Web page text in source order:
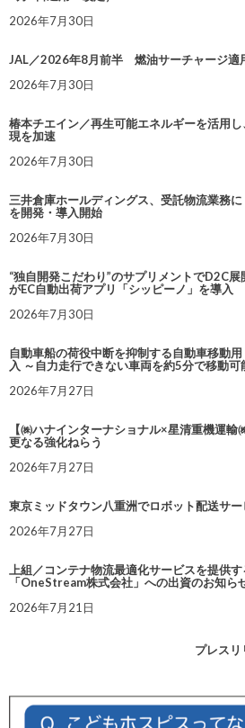
2026年7月30日
JAL／2026年8月前半 燃油サーチャージ適
2026年7月30日
椿本チエイン／再生可能エネルギーを活用
現を加速
2026年7月30日
三井倉庫ホールディングス、受託物流業務に
を開発・導入開始
2026年7月30日
“独自開発こだわり”のサプリメントでD2C展
がEC自動出荷アプリ「シッピーノ」を導入
2026年7月30日
自動車船の荷役中断を抑制する自動車移動
入 ～自力走行できない車両を約5分で移動可
2026年7月27日
【㈱ハナインターナショナル×星清重機運
更なる強化ねらう
2026年7月27日
東京ミッドタウン八重洲でロボット配送サ
2026年7月27日
上組／コンテナ物流最適化サービスを提供
「OneStream株式会社」への出資のお知ら
2026年7月21日
プレス